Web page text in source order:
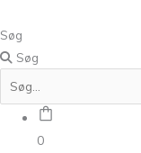
Søg
Søg
0